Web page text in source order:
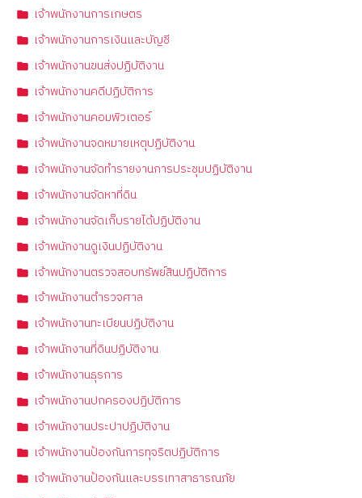
เจ้าพนักงานการเกษตร
เจ้าพนักงานการเงินและบัญชี
เจ้าพนักงานขนส่งปฏิบัติงาน
เจ้าพนักงานคดีปฏิบัติการ
เจ้าพนักงานคอมพิวเตอร์
เจ้าพนักงานจดหมายเหตุปฏิบัติงาน
เจ้าพนักงานจัดทำรายงานการประชุมปฏิบัติงาน
เจ้าพนักงานจัดหาที่ดิน
เจ้าพนักงานจัดเก็บรายได้ปฏิบัติงาน
เจ้าพนักงานดูเงินปฏิบัติงาน
เจ้าพนักงานตรวจสอบทรัพย์สินปฏิบัติการ
เจ้าพนักงานตำรวจศาล
เจ้าพนักงานทะเบียนปฏิบัติงาน
เจ้าพนักงานที่ดินปฏิบัติงาน
เจ้าพนักงานธุรการ
เจ้าพนักงานปกครองปฏิบัติการ
เจ้าพนักงานประปาปฏิบัติงาน
เจ้าพนักงานป้องกันการทุจริตปฏิบัติการ
เจ้าพนักงานป้องกันและบรรเทาสาธารณภัย